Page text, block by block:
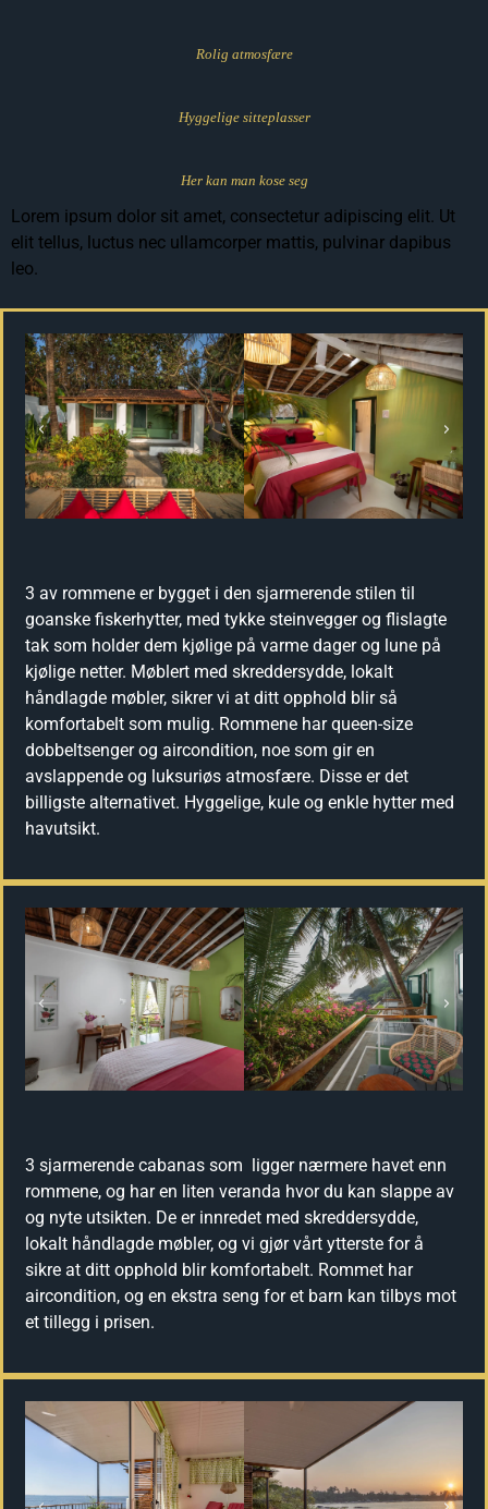
Rolig atmosfære
Hyggelige sitteplasser
Her kan man kose seg
Lorem ipsum dolor sit amet, consectetur adipiscing elit. Ut
elit tellus, luctus nec ullamcorper mattis, pulvinar dapibus
leo.
3 av rommene er bygget i den sjarmerende stilen til
goanske fiskerhytter, med tykke steinvegger og flislagte
tak som holder dem kjølige på varme dager og lune på
kjølige netter. Møblert med skreddersydde, lokalt
håndlagde møbler, sikrer vi at ditt opphold blir så
komfortabelt som mulig. Rommene har queen-size
dobbeltsenger og aircondition, noe som gir en
avslappende og luksuriøs atmosfære. Disse er det
billigste alternativet. Hyggelige, kule og enkle hytter med
havutsikt.
3 sjarmerende cabanas som ligger nærmere havet enn
rommene, og har en liten veranda hvor du kan slappe av
og nyte utsikten. De er innredet med skreddersydde,
lokalt håndlagde møbler, og vi gjør vårt ytterste for å
sikre at ditt opphold blir komfortabelt. Rommet har
aircondition, og en ekstra seng for et barn kan tilbys mot
et tillegg i prisen.